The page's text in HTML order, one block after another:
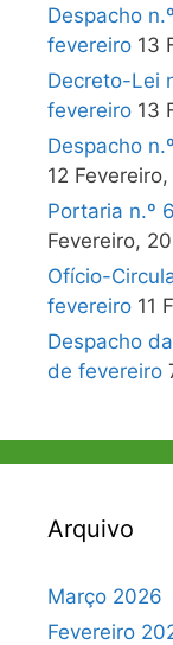
Despacho
fevereiro 13
Decreto-Lei
fevereiro 13
Despacho
12
Portaria n.º
Fevereiro,
Ofício-
fevereiro 11
Despacho
de fevereiro
Arquivo
Março 2026
Fevereiro